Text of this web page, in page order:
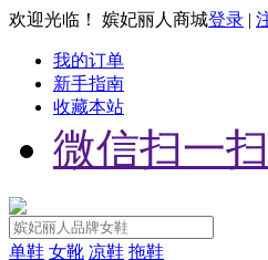
欢迎光临！ 嫔妃丽人商城登录 |
我的订单
新手指南
收藏本站
微信扫一扫
单鞋 女靴 凉鞋 拖鞋